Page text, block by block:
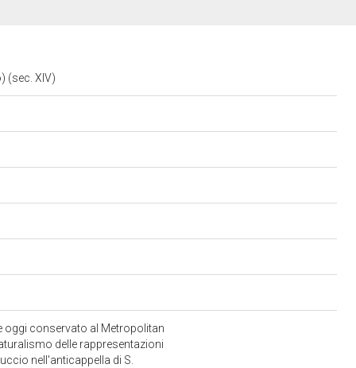
(sec. XIV)
oggi conservato al Metropolitan
delle rappresentazioni
nell'anticappella di S.